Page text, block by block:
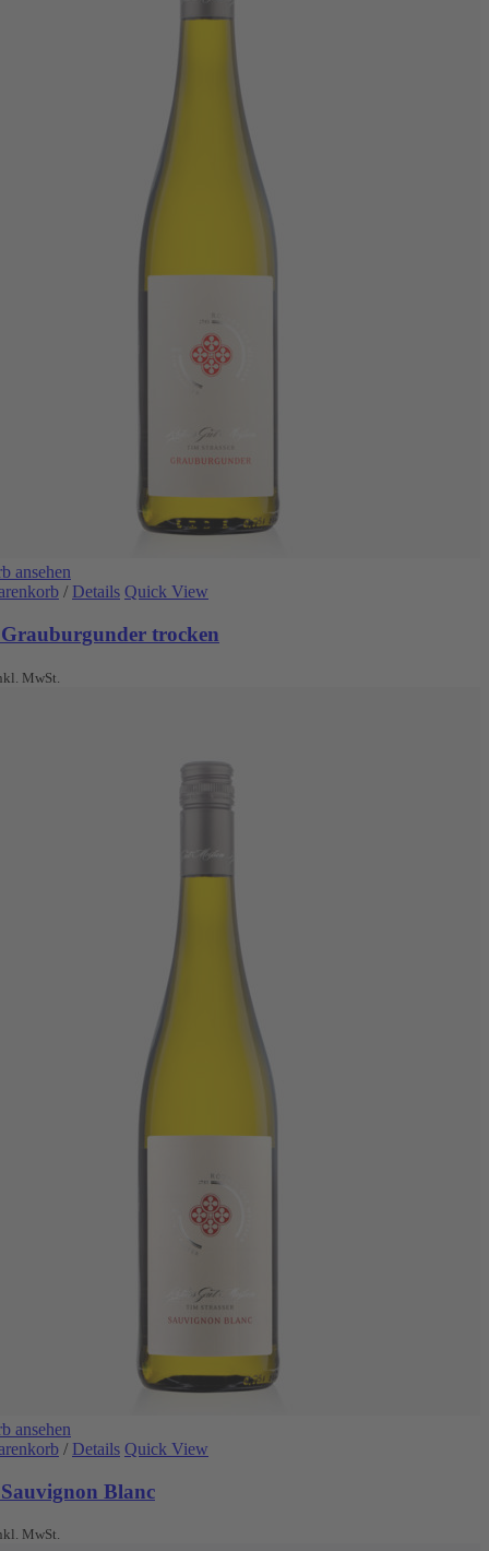
ansehen
/ Details Quick View
trocken
MwSt.
ansehen
/ Details Quick View
Blanc
MwSt.